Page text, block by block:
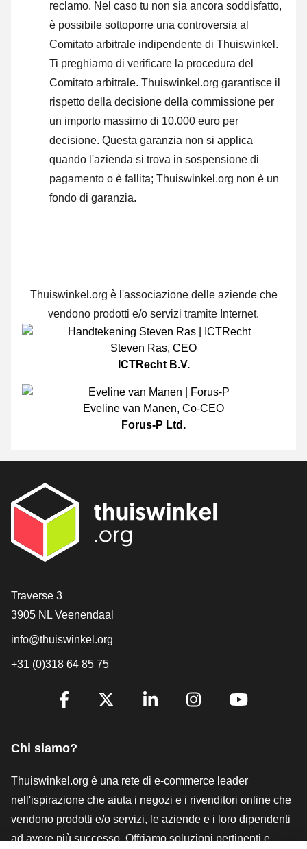
reclamo. Nel caso tu non sia ancora soddisfatto,
è possibile sottoporre una controversia al
Comitato arbitrale indipendente di Thuiswinkel.
Ti preghiamo di verificare la procedura del
Comitato arbitrale. Thuiswinkel.org garantisce il
rispetto della decisione della commissione per
un importo massimo di 10.000 euro per
decisione. Questa garanzia non si applica
quando l'azienda si trova in sospensione di
pagamento o è fallita; Thuiswinkel.org non è un
fondo di garanzia.
Thuiswinkel.org è l'associazione delle aziende che
vendono prodotti e/o servizi tramite Internet.
Steven Ras, CEO
ICTRecht B.V.
Eveline van Manen, Co-CEO
Forus-P Ltd.
[_General:Contact]
Traverse 3
3905 NL Veenendaal
info@thuiswinkel.org
+31 (0)318 64 85 75
[_General:SocialMediaTitle]
Chi siamo?
Thuiswinkel.org è una rete di e-commerce leader
nell'ispirazione che aiuta i negozi e i rivenditori online che
vendono prodotti e/o servizi, le aziende e i loro dipendenti
ad avere più successo. Offriamo soluzioni pertinenti e